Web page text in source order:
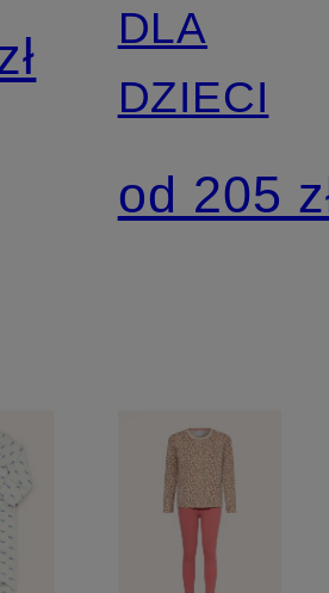
DLA
DZIECI
od 205